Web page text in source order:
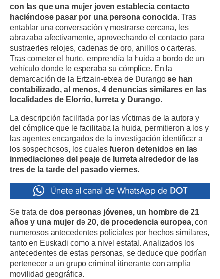
con las que una mujer joven establecía contacto
haciéndose pasar por una persona conocida. Tras
entablar una conversación y mostrarse cercana, les
abrazaba afectivamente, aprovechando el contacto para
sustraerles relojes, cadenas de oro, anillos o carteras.
Tras cometer el hurto, emprendía la huida a bordo de un
vehículo donde le esperaba su cómplice. En la
demarcación de la Ertzain-etxea de Durango se han
contabilizado, al menos, 4 denuncias similares en las
localidades de Elorrio, Iurreta y Durango.
La descripción facilitada por las víctimas de la autora y
del cómplice que le facilitaba la huida, permitieron a los y
las agentes encargados de la investigación identificar a
los sospechosos, los cuales fueron detenidos en las
inmediaciones del peaje de Iurreta alrededor de las
tres de la tarde del pasado viernes.
Se trata de dos personas jóvenes, un hombre de 21
años y una mujer de 20, de procedencia europea, con
numerosos antecedentes policiales por hechos similares,
tanto en Euskadi como a nivel estatal. Analizados los
antecedentes de estas personas, se deduce que podrían
pertenecer a un grupo criminal itinerante con amplia
movilidad geográfica.